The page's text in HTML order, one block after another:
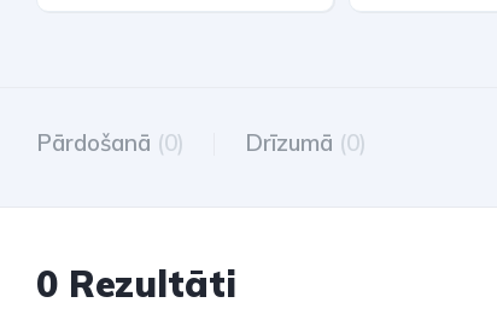
Pārdošanā (0) Drīzumā (0)
0 Rezultāti